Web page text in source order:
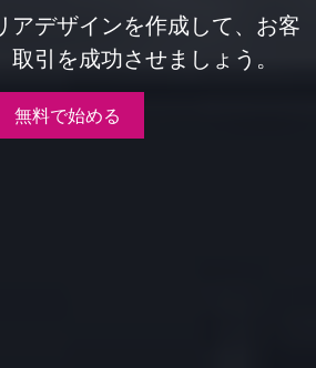
アデザインを作成して、お客
引を成功させましょう。
無料で始める